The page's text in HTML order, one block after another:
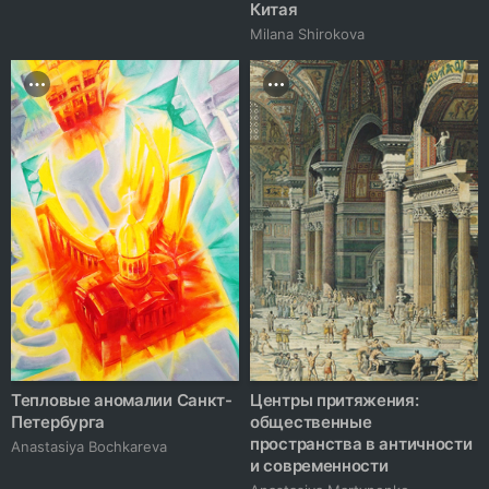
Китая
Milana Shirokova
Тепловые аномалии Санкт-
Петербурга
Anastasiya Bochkareva
Центры притяжения:
общественные
пространства в античности
и современности